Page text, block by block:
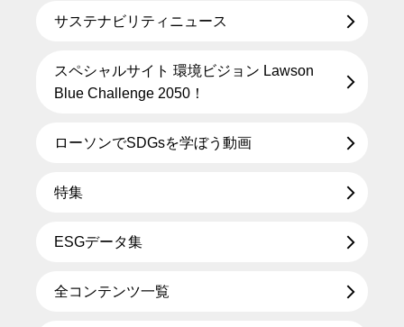
サステナビリティニュース
スペシャルサイト 環境ビジョン Lawson
Blue Challenge 2050！
ローソンでSDGsを学ぼう動画
特集
ESGデータ集
全コンテンツ一覧